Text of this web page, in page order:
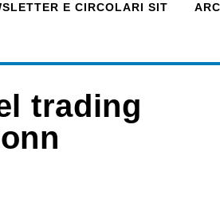
E CIRCOLARI SIT
trading